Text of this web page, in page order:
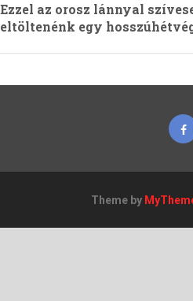
Ezzel az orosz lánnyal
eltöltenénk egy
Theme by